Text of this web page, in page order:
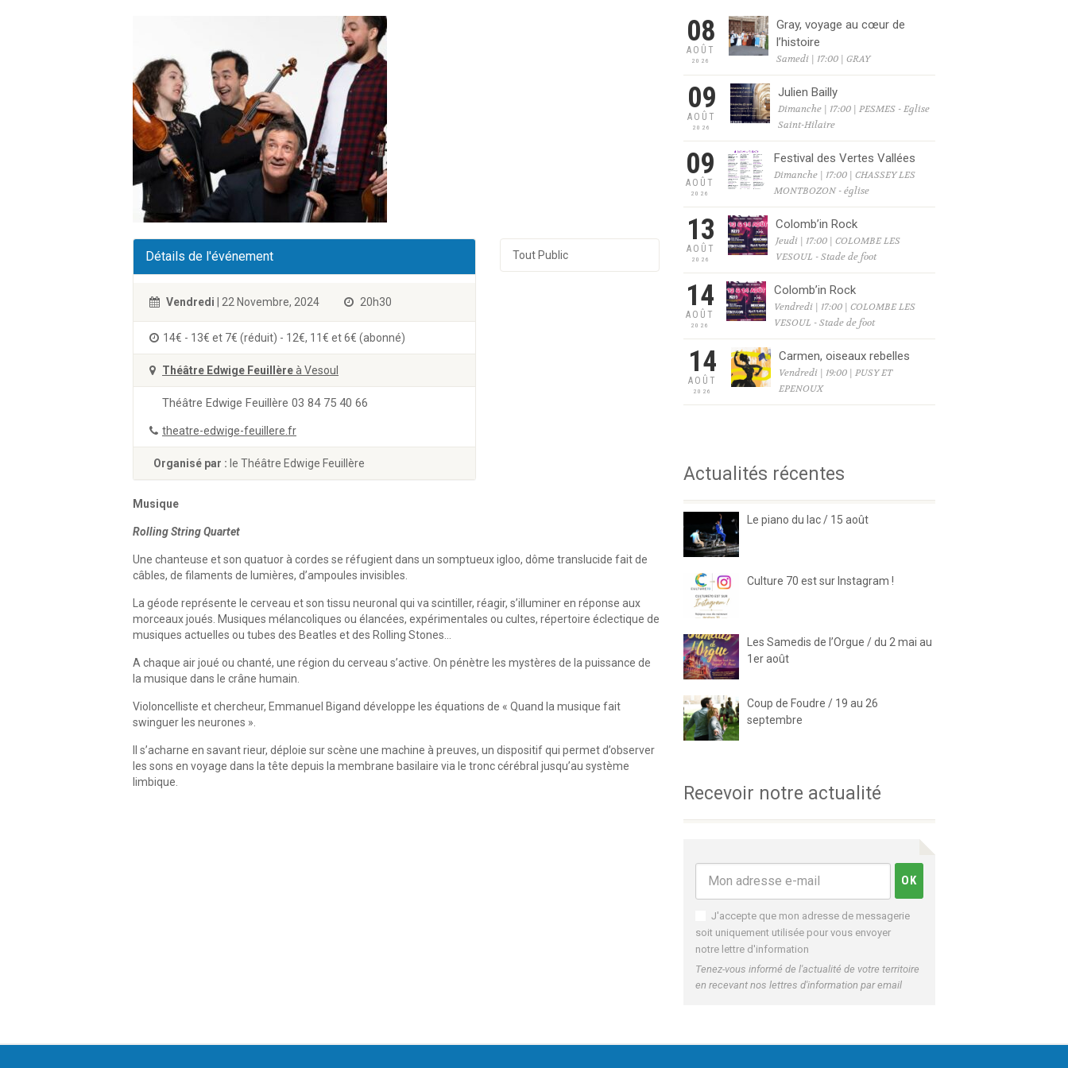
Détails de l'événement
Vendredi | 22 Novembre, 2024 20h30
14€ - 13€ et 7€ (réduit) - 12€, 11€ et 6€ (abonné)
Théâtre Edwige Feuillèreà Vesoul
Théâtre Edwige Feuillère 03 84 75 40 66
theatre-edwige-feuillere.fr
Organisé par : le Théâtre Edwige Feuillère
Tout Public
Musique
Rolling String Quartet
Une chanteuse et son quatuor à cordes se réfugient dans un somptueux igloo, dôme translucide fait de
câbles, de filaments de lumières, d’ampoules invisibles.
La géode représente le cerveau et son tissu neuronal qui va scintiller, réagir, s’illuminer en réponse aux
morceaux joués. Musiques mélancoliques ou élancées, expérimentales ou cultes, répertoire éclectique de
musiques actuelles ou tubes des Beatles et des Rolling Stones…
A chaque air joué ou chanté, une région du cerveau s’active. On pénètre les mystères de la puissance de
la musique dans le crâne humain.
Violoncelliste et chercheur, Emmanuel Bigand développe les équations de « Quand la musique fait
swinguer les neurones ».
Il s’acharne en savant rieur, déploie sur scène une machine à preuves, un dispositif qui permet d’observer
les sons en voyage dans la tête depuis la membrane basilaire via le tronc cérébral jusqu’au système
limbique.
08
AOÛT
2026
Gray, voyage au cœur de
l’histoire
Samedi | 17:00 | GRAY
09
AOÛT
2026
Julien Bailly
Dimanche | 17:00 | PESMES - Eglise
Saint-Hilaire
09
AOÛT
2026
Festival des Vertes Vallées
Dimanche | 17:00 | CHASSEY LES
MONTBOZON - église
13
AOÛT
2026
Colomb’in Rock
Jeudi | 17:00 | COLOMBE LES
VESOUL - Stade de foot
14
AOÛT
2026
Colomb’in Rock
Vendredi | 17:00 | COLOMBE LES
VESOUL - Stade de foot
14
AOÛT
2026
Carmen, oiseaux rebelles
Vendredi | 19:00 | PUSY ET
EPENOUX
Actualités récentes
Le piano du lac / 15 août
Culture 70 est sur Instagram !
Les Samedis de l’Orgue / du 2 mai au
1er août
Coup de Foudre / 19 au 26
septembre
Recevoir notre actualité
J'accepte que mon adresse de messagerie
soit uniquement utilisée pour vous envoyer
notre lettre d'information
Tenez-vous informé de l'actualité de votre territoire
en recevant nos lettres d'information par email